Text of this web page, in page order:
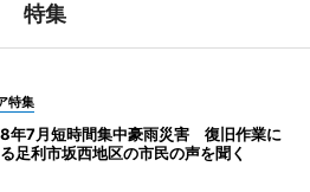
特集
特集
年7月短時間集中豪雨災害 復旧作業に
足利市坂西地区の市民の声を聞く